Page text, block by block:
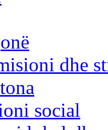
dhe
social